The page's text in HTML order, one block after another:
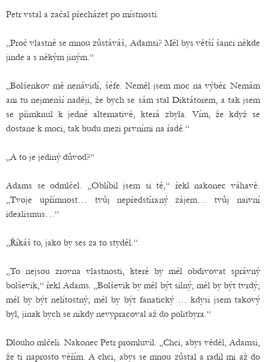
Petr vstal a začal přecházet po místnosti.
„Proč vlastně se mnou zůstáváš, Adamsi? Měl bys větší šanci někde
jinde a s někým jiným.“
„Bolšenkov mě nenávidí, šéfe. Neměl jsem moc na výběr. Nemám
ani tu nejmenší naději, že bych se sám stal Diktátorem, a tak jsem
se přimknul k jedné alternativě, která zbyla. Vím, že když se
dostane k moci, tak budu mezi prvními na řadě.“
„A to je jediný důvod?“
Adams se odmlčel. „Oblíbil jsem si tě,“ řekl nakonec váhavě.
„Tvoje upřímnost… tvůj nepředstíraný zájem… tvůj naivní
idealismus…“
„Říkáš to, jako by ses za to styděl.“
„To nejsou zrovna vlastnosti, které by měl obdivovat správný
bolševik,“ řekl Adams. „Bolševik by měl být silný; měl by být tvrdý;
měl by být nelítostný; měl by být fanatický … kdysi jsem takový
byl, jinak bych se nikdy nevypracoval až do politbyra.“
Dlouho mlčeli. Nakonec Petr promluvil. „Chci, abys věděl, Adamsi,
že ti naprosto věřím. A chci, abys se mnou zůstal a radil mi až do